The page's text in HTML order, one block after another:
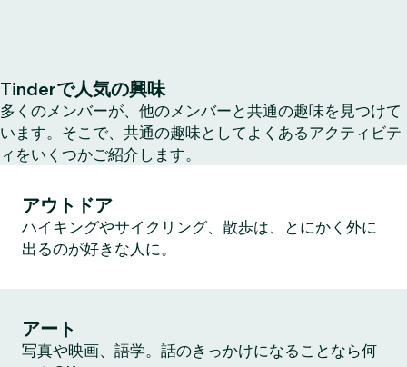
Tinderで人気の興味
多くのメンバーが、他のメンバーと共通の趣味を見つけて
います。そこで、共通の趣味としてよくあるアクティビテ
ィをいくつかご紹介します。
アウトドア
ハイキングやサイクリング、散歩は、とにかく外に
出るのが好きな人に。
アート
写真や映画、語学。話のきっかけになることなら何